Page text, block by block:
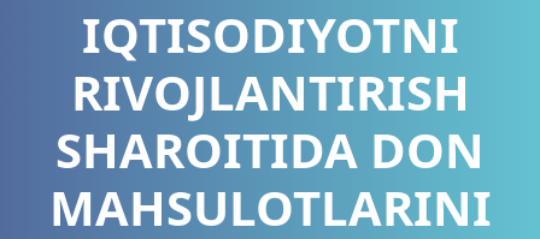
IQTISODIYOTNI
RIVOJLANTIRISH
SHAROITIDA DON
MAHSULOTLARINI